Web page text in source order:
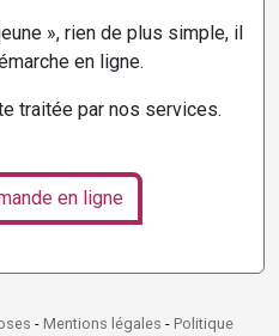
», rien de plus simple, il
en ligne.
traitée par nos services.
en ligne
- Mentions légales - Politique